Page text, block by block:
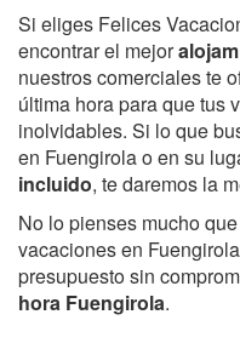
Si eliges Felices
encontrar el mejor
nuestros comerciales te
última hora para que tus
inolvidables. Si lo que
en Fuengirola o en su
incluido, te daremos la
No lo pienses mucho
vacaciones en
presupuesto sin
hora Fuengirola.